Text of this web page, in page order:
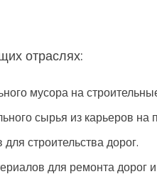
отраслях:
мусора на
сырья из карьеров
строительства дорог.
для ремонта дорог